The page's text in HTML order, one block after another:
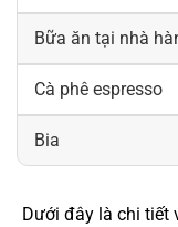
Bữa ăn tại nhà
Cà phê espresso
Bia
Dưới đây là chi tiết